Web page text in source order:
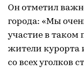
Он отметил
города: «Мы
участие в таком
жители курорта
со всех уголков